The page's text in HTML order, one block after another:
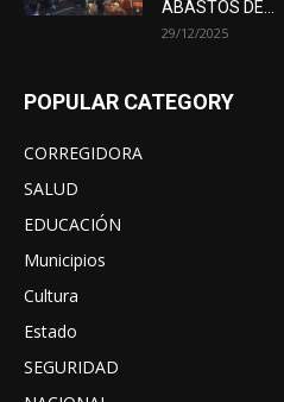
ABASTOS DE...
29/12/2025
POPULAR CATEGORY
CORREGIDORA
SALUD
EDUCACIÓN
Municipios
Cultura
Estado
SEGURIDAD